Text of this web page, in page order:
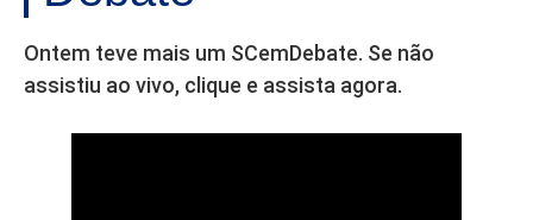
Ontem teve mais um SCemDebate. Se não
assistiu ao vivo, clique e assista agora.